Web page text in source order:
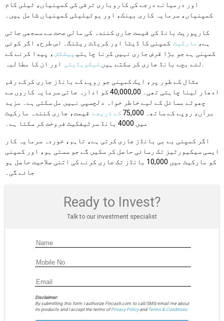
اور درمیانے درجے کی کاروباری ترقی کی کمپنیاں، ٹیلی کام
کمپنیاں، سرمایہ کاری بینک، اور یوٹیلیٹی کمپنیاں شامل ہیں۔
کارپوریٹ بانڈ کی قیمت جاری کنندہ کی مالی صحت سے سمجھی جاتی
ہے، مارکیٹ کمپنی کا ڈیٹا اور کریڈٹ ریٹنگ۔ اس طرح، اگر کوئی
کمپنی ہے جو بڑا قرض جاری نہیں کرنا چاہتی پیشکش ، پیدا کرنے کے
لئے بچے بانڈ جاری کر سکتے ہیں لیکویڈیٹی
مثال کے طور پر، ایک کمپنی جو روپے کے بانڈز جاری کرکے رقم
ادھار لینا چاہتی تھی۔ 40,000,00 کو ادارہ جاتی سرمایہ کاروں سے
چھوٹے مسائل کے لیے خاطر خواہ دلچسپی نہیں مل سکتی ہے۔ مزید
برآں، روپے کے ساتھ۔ 75,000
کے ذریعے قیمت، جاری کنندہ مارکیٹ
میں 4000 بانڈ سرٹیفکیٹ فروخت کر سکتا ہے۔
اگر کمپنی بے بی بانڈز جاری کرتی ہے، تاہم، خوردہ سرمایہ کار
ایسی سیکیورٹیز تک رسائی حاصل کر سکیں گے جو سستی ہو، اور کمپنی
کو مارکیٹ میں 10,000 بانڈز تک جاری کرنے کی اتنی صلاحیت حاصل ہو
جائے گی۔
Ready to Invest?
Talk to our investment specialist
Disclaimer:
By submitting this form I authorize Fincash.com to call/SMS/email me about
its products and I accept the terms ofPrivacy Policyand Terms & Conditions.